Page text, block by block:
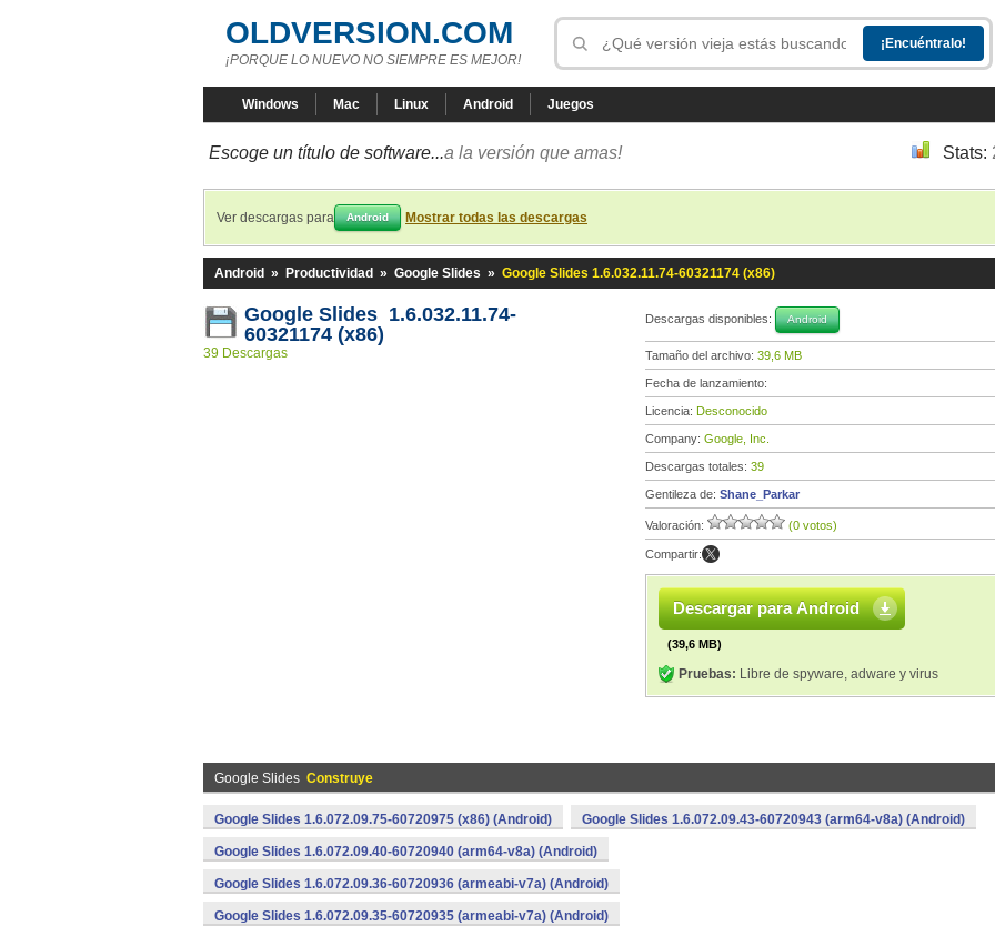
OLDVERSION.COM
¡PORQUE LO NUEVO NO SIEMPRE ES MEJOR!
Windows Mac Linux Android Juegos
Escoge un título de software...a la versión que amas! Stats:
Ver descargas para Android Mostrar todas las descargas
Android » Productividad » Google Slides » Google Slides 1.6.032.11.74-60321174 (x86)
Google Slides 1.6.032.11.74-
60321174 (x86)
39 Descargas
Descargas disponibles: Android
Tamaño del archivo: 39,6 MB
Fecha de lanzamiento:
Licencia: Desconocido
Company: Google, Inc.
Descargas totales: 39
Gentileza de: Shane_Parkar
Valoración: (0 votos)
Compartir:
Descargar para Android
(39,6 MB)
Pruebas: Libre de spyware, adware y virus
Google Slides Construye
Google Slides 1.6.072.09.75-60720975 (x86) (Android) Google Slides 1.6.072.09.43-60720943 (arm64-v8a) (Android)
Google Slides 1.6.072.09.40-60720940 (arm64-v8a) (Android)
Google Slides 1.6.072.09.36-60720936 (armeabi-v7a) (Android)
Google Slides 1.6.072.09.35-60720935 (armeabi-v7a) (Android)